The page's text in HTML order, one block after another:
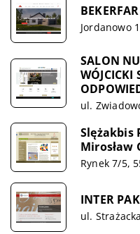
Jordanowo
SALON
WÓJCICKI
ul.
Slężakbis
Mirosław
Rynek 7/5,
INTER
ul.